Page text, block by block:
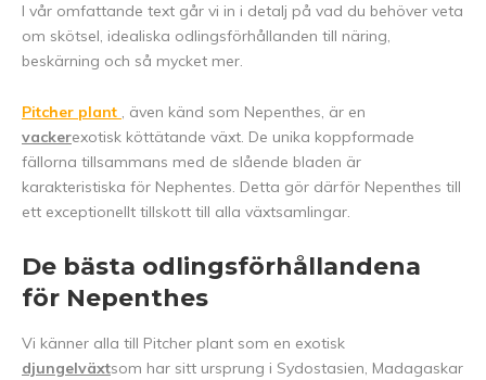
I vår omfattande text går vi in i detalj på vad du behöver veta
om skötsel, idealiska odlingsförhållanden till näring,
beskärning och så mycket mer.
Pitcher plant , även känd som Nepenthes, är en
vackerexotisk köttätande växt. De unika koppformade
fällorna tillsammans med de slående bladen är
karakteristiska för Nephentes. Detta gör därför Nepenthes till
ett exceptionellt tillskott till alla växtsamlingar.
De bästa odlingsförhållandena
för Nepenthes
Vi känner alla till Pitcher plant som en exotisk
djungelväxtsom har sitt ursprung i Sydostasien, Madagaskar